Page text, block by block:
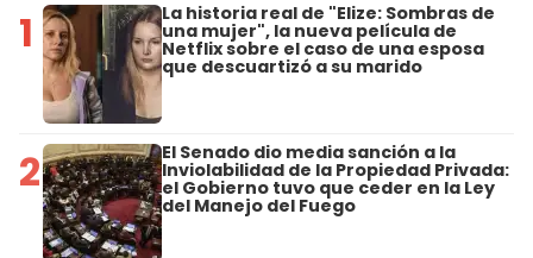
1 La historia real de "Elize: Sombras de
una mujer", la nueva película de
Netflix sobre el caso de una esposa
que descuartizó a su marido
2 El Senado dio media sanción a la
Inviolabilidad de la Propiedad Privada:
el Gobierno tuvo que ceder en la Ley
del Manejo del Fuego